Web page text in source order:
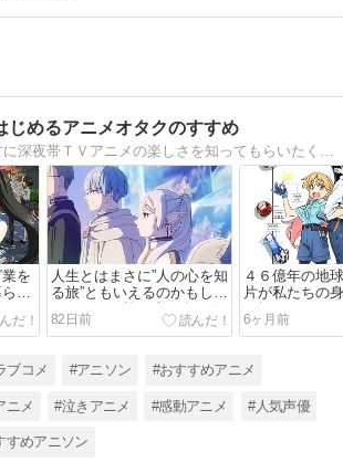
じめるアニメオタクのすすめ
を
す
ル
。
人生とはまさに”人の心を知
る旅”ともいえるのかもしれ
ない。その旅の先で人は何
を感じ何を得るのだろう
82日前
４６億年の地
片が私たちの
に埋もれてい
イエンスミス
6ヶ月前
ブコメ #アニソン #おすすめアニメ
ニメ #泣きアニメ #感動アニメ #人気声優
すめアニソン